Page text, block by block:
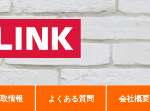
情報 よくある質問 会社概要